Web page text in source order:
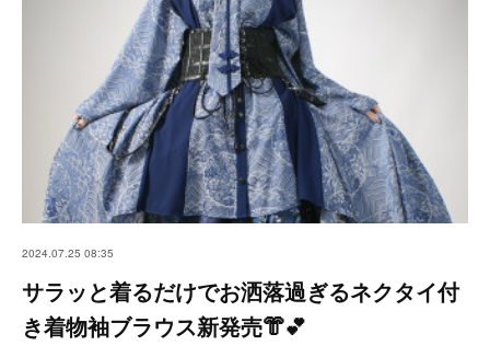
2024.07.25 08:35
サラッと着るだけでお洒落過ぎるネクタイ付
き着物袖ブラウス新発売👘💕